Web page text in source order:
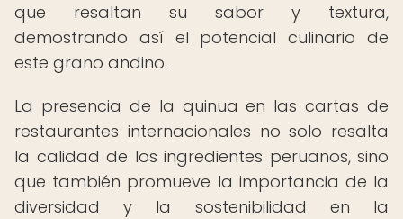
que resaltan su sabor y textura,
demostrando así el potencial culinario de
este grano andino.
La presencia de la quinua en las cartas de
restaurantes internacionales no solo resalta
la calidad de los ingredientes peruanos, sino
que también promueve la importancia de la
diversidad y la sostenibilidad en la